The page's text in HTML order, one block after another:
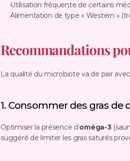
Utilisation fréquente de certains
Alimentation de type « Western »
Recommandations
La qualité du microbiote va de pair
1. Consommer des gras de
Optimiser la présence d’oméga-3
suggéré de limiter les gras saturés